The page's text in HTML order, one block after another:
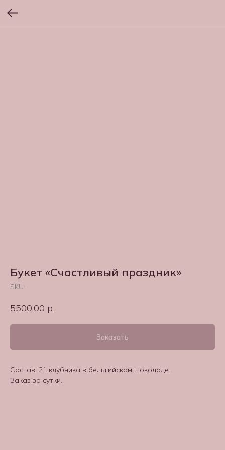
Букет «Счастливый праздник»
SKU:
5500,00 р.
Заказать
Состав: 21 клубника в бельгийском шоколаде.
Заказ за сутки.